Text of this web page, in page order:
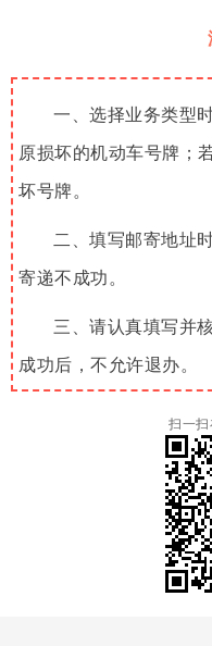
一、选择业务类型
原损坏的机动车号牌；
坏号牌。
二、填写邮寄地址
寄递不成功。
三、请认真填写并
成功后，不允许退办。
扫一